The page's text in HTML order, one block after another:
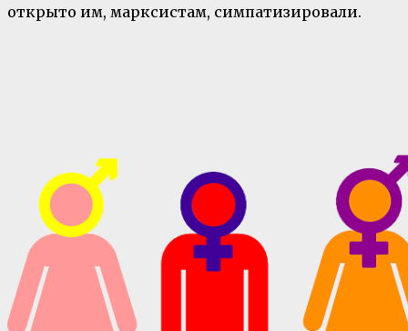
открыто им, марксистам, симпатизировали.